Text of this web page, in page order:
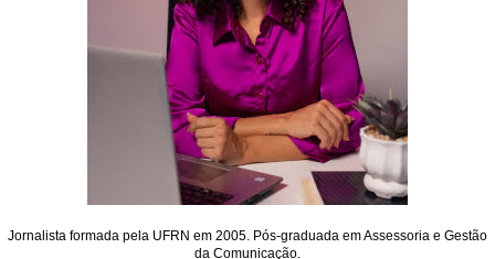
Jornalista formada pela UFRN em 2005. Pós-graduada em Assessoria e Gestão
da Comunicação.